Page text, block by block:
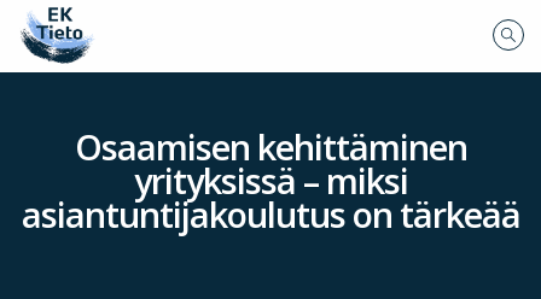
Osaamisen kehittäminen
yrityksissä – miksi
asiantuntijakoulutus on tärkeää